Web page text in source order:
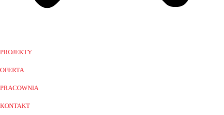
PROJEKTY
OFERTA
PRACOWNIA
KONTAKT